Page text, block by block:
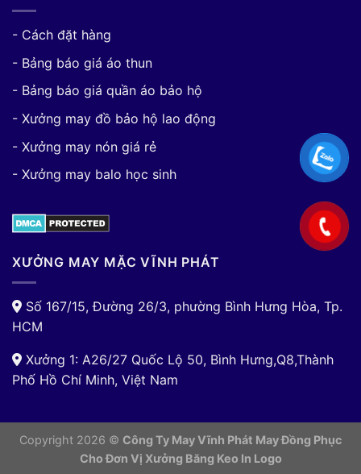
- Cách đặt hàng
- Bảng báo giá áo thun
- Bảng báo giá quần áo bảo hộ
- Xưởng may đồ bảo hộ lao động
- Xưởng may nón giá rẻ
- Xưởng may balo học sinh
XƯỞNG MAY MẶC VĨNH PHÁT
Số 167/15, Đường 26/3, phường Bình Hưng Hòa, Tp.
HCM
Xưởng 1: A26/27 Quốc Lộ 50, Bình Hưng,Q8,Thành
Phố Hồ Chí Minh, Việt Nam
Copyright 2026 © Công Ty May Vĩnh Phát May Đồng Phục
Cho Đơn Vị Xưởng Băng Keo In Logo